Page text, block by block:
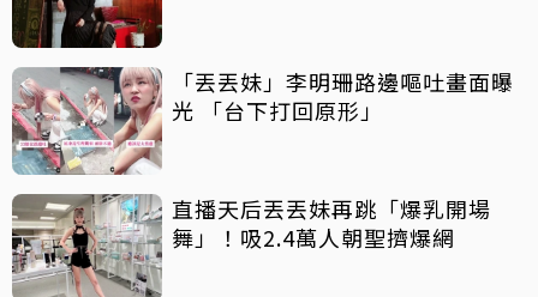
「丟丟妹」李明珊路邊嘔吐畫面曝
光 「台下打回原形」
直播天后丟丟妹再跳「爆乳開場
舞」！吸2.4萬人朝聖擠爆網